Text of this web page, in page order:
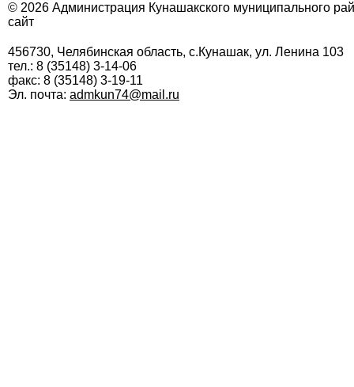
© 2026 Администрация Кунашакского муниципального
сайт
456730, Челябинская область, с.Кунашак, ул. Ленина 103
тел.: 8 (35148) 3-14-06
факс: 8 (35148) 3-19-11
Эл. почта: admkun74@mail.ru